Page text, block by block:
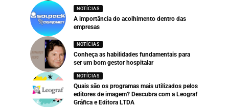
NOTÍCIAS
A importância do acolhimento dentro das
empresas
NOTÍCIAS
Conheça as habilidades fundamentais para
ser um bom gestor hospitalar
NOTÍCIAS
Quais são os programas mais utilizados pelos
editores de imagem? Descubra com a Leograf
Gráfica e Editora LTDA